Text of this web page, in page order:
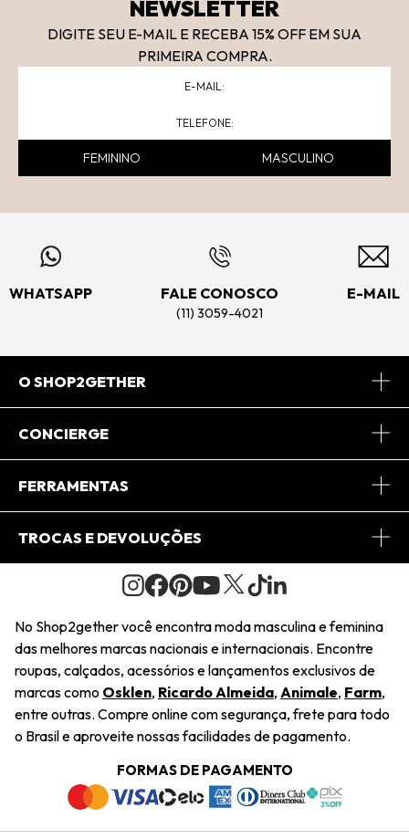
NEWSLETTER
DIGITE SEU E-MAIL E RECEBA 15% OFF EM SUA
PRIMEIRA COMPRA.
FEMININO MASCULINO
WHATSAPP FALE CONOSCO
(11) 3059-4021
E-MAIL
O SHOP2GETHER
Sobre Nós
Journal
Saiu na Mídia
Sustentabilidade
Navegando
Termos e Condições
Trabalhe Conosco
CONCIERGE
Central de Relacionamento
Regulamento e Promoções
FERRAMENTAS
Minha Conta
Pedido de Presente
Wishlist
TROCAS E DEVOLUÇÕES
Condições Gerais
Troca Fácil
Restituição de Pagamento
Dúvidas Frequentes
Termos e Condições
Política de Privacidade
No Shop2gether você encontra moda masculina e feminina
das melhores marcas nacionais e internacionais. Encontre
roupas, calçados, acessórios e lançamentos exclusivos de
marcas como Osklen, Ricardo Almeida, Animale, Farm,
entre outras. Compre online com segurança, frete para todo
o Brasil e aproveite nossas facilidades de pagamento.
FORMAS DE PAGAMENTO